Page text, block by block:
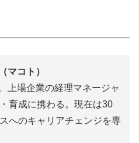
マコト）
上場企業の経理マネージャ
育成に携わる。現在は30
へのキャリアチェンジを専